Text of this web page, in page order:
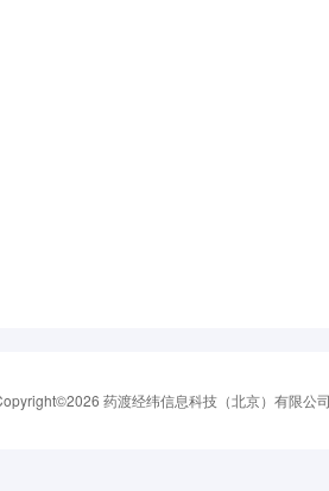
药渡经纬信息科技（北京）有限公